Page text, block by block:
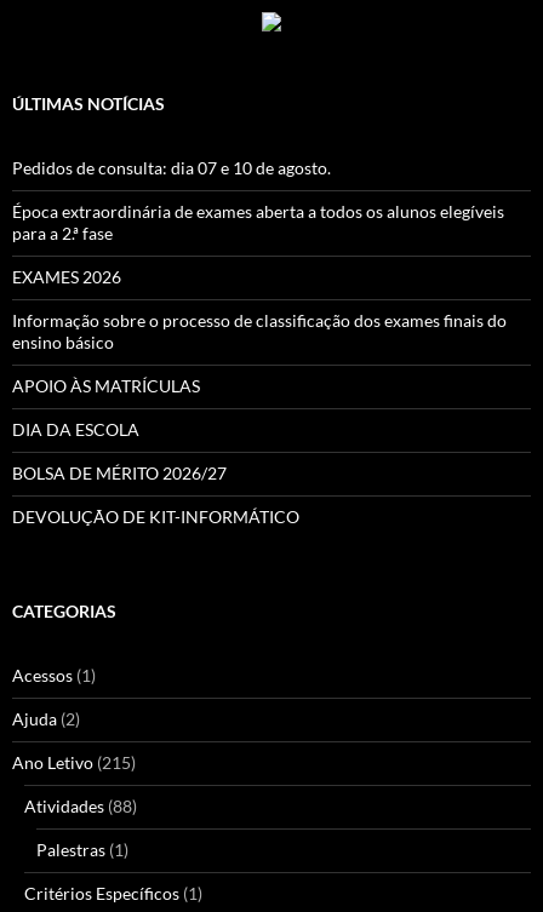
ÚLTIMAS NOTÍCIAS
Pedidos de consulta: dia 07 e 10 de agosto.
Época extraordinária de exames aberta a todos os alunos elegíveis
para a 2.ª fase
EXAMES 2026
Informação sobre o processo de classificação dos exames finais do
ensino básico
APOIO ÀS MATRÍCULAS
DIA DA ESCOLA
BOLSA DE MÉRITO 2026/27
DEVOLUÇÃO DE KIT-INFORMÁTICO
CATEGORIAS
Acessos (1)
Ajuda (2)
Ano Letivo (215)
Atividades (88)
Palestras (1)
Critérios Específicos (1)